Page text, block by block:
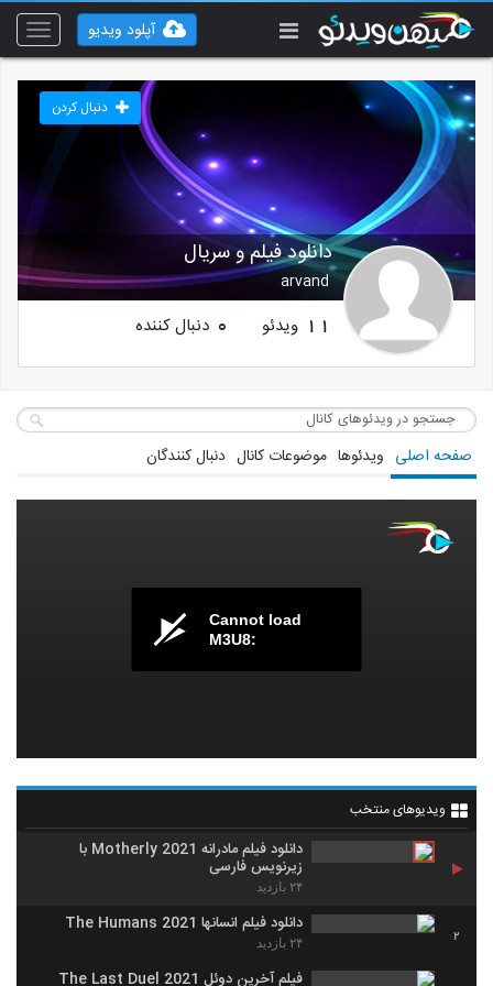
Toggle
آپلود ویدیو
دانلود فیلم و سریال
arvand
دنبال کردن
11 ویدئو 0 دنبال کننده
صفحه اصلی ویدئوها موضوعات کانال دنبال کنندگان
Cannot load
M3U8:
ویدیوهای منتخب
دانلود فیلم مادرانه Motherly 2021 با
زیرنویس فارسی
۲۴ بازدید
2
دانلود فیلم انسانها The Humans 2021
۲۴ بازدید
فیلم آخرین دوئل The Last Duel 2021